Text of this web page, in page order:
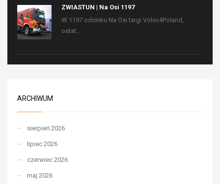
ZWIASTUN | Na Osi 1197
W 1197 odcinku Na Osi targi Volvo4Poland,
ostat...
ARCHIWUM
sierpień 2026
lipiec 2026
czerwiec 2026
maj 2026